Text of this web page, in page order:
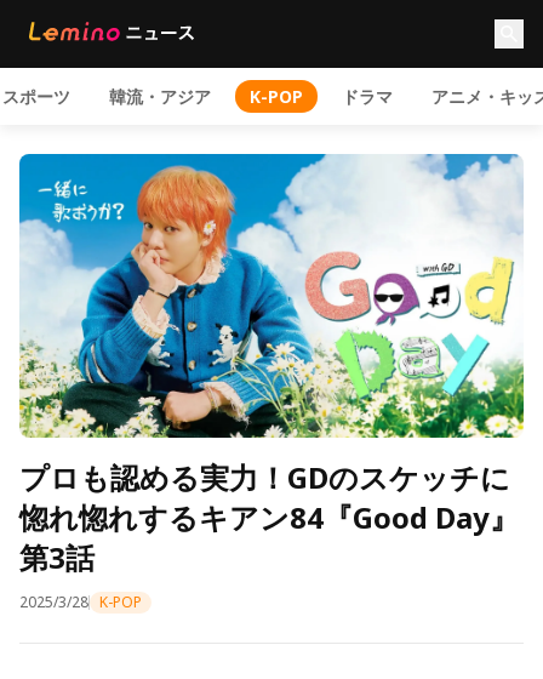
スポーツ 韓流・アジア K-POP ドラマ アニメ・キッ
プロも認める実力！GDのスケッチに
惚れ惚れするキアン84『Good Day』
第3話
2025/3/28 K-POP